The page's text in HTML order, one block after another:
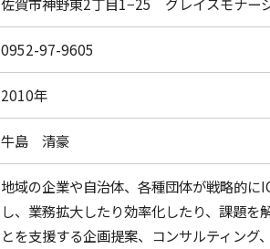
0952-97-9605
2010年
牛島 清豪
地域の企業や自治体、各種団体が戦略的に
し、業務拡大したり効率化したり、課題を
とを支援する企画提案、コンサルティング